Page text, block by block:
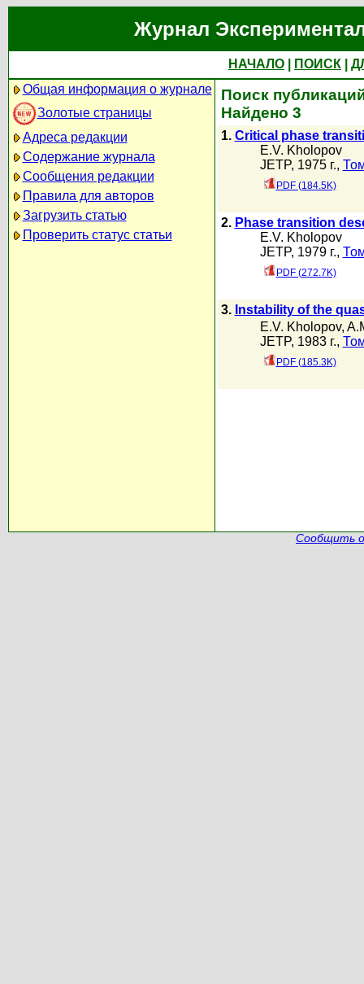
Журнал
НАЧАЛО ПОИСК
Общая информация о журнале
Золотые страницы
Адреса редакции
Содержание журнала
Сообщения редакции
Правила для авторов
Загрузить статью
Проверить статус статьи
Поиск
Найдено 3
1. Critical phase
E.V. Kholopov
JETP, 1975 г.,
PDF (184.5K)
2. Phase transition
E.V. Kholopov
JETP, 1979 г.,
PDF (272.7K)
3. Instability of the
E.V. Kholopov,
JETP, 1983 г.,
PDF (185.3K)
Сообщить о